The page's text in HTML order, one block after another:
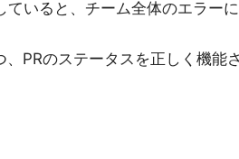
いると、チーム全体のエラー
PRのステータスを正しく機能